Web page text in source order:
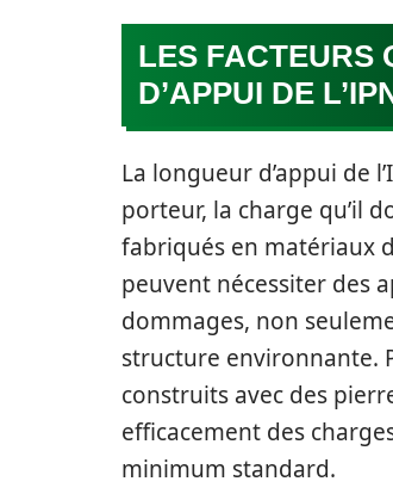
LES FACTEURS
D’APPUI DE
La longueur d’appui de
porteur, la charge qu’il
fabriqués en matériaux
peuvent nécessiter des
dommages, non
structure environnante.
construits avec des
efficacement des
minimum standard.